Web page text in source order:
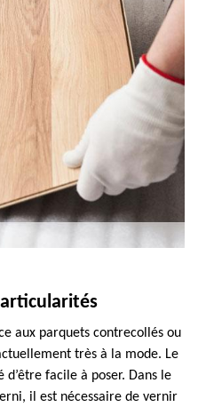
aux parquets contrecollés ou
très à la mode. Le
facile à poser. Dans le
il est nécessaire de vernir